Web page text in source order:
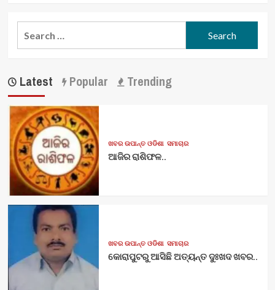
Latest Popular Trending
ଖବର ଉପାନ୍ତ ଓଡିଶା ସମାଚାର
ଆଜିର ରାଶିଫଳ..
ଖବର ଉପାନ୍ତ ଓଡିଶା ସମାଚାର
କୋରାପୁଟରୁ ଆସିଛି ଅତ୍ୟନ୍ତ ଦୁଃଖଦ ଖବର..